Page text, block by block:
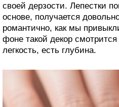
своей дерзости. Лепестки
основе, получается
романтично, как мы
фоне такой декор
легкость, есть глубина.